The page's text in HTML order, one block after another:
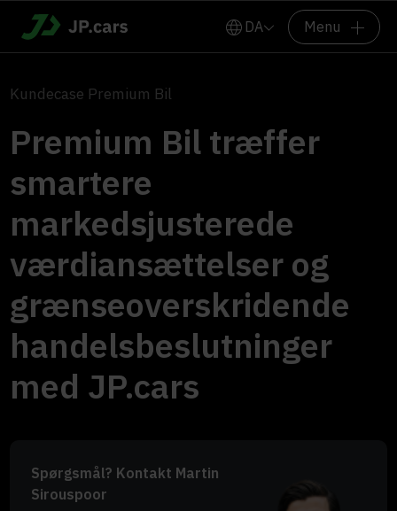
DA Menu
Kundecase Premium Bil
Premium Bil træffer
smartere
markedsjusterede
værdiansættelser og
grænseoverskridende
handelsbeslutninger
med JP.cars
Spørgsmål? Kontakt Martin
Sirouspoor